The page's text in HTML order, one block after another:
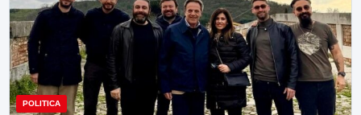
POLITICA